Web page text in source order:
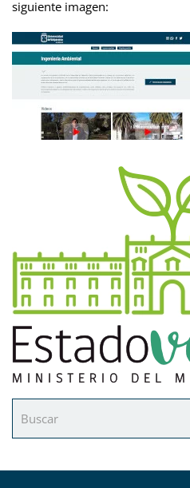
siguiente imagen: